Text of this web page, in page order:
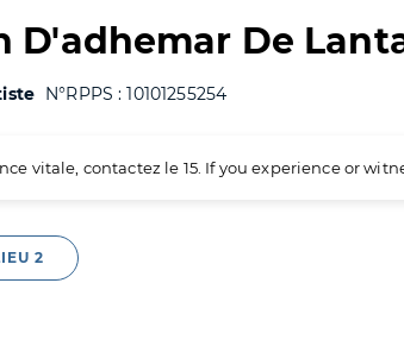
D'adhemar De
N°RPPS : 10101255254
vitale, contactez le 15. If you experience or
2